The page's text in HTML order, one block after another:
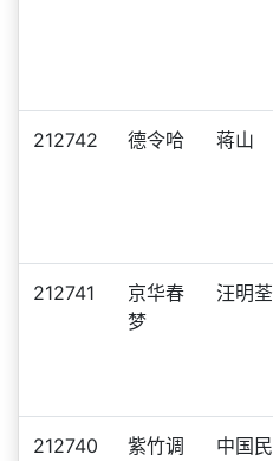
212742 德令哈 蒋山
212741
京华春
梦
汪明荃
212740 紫竹调
中国民